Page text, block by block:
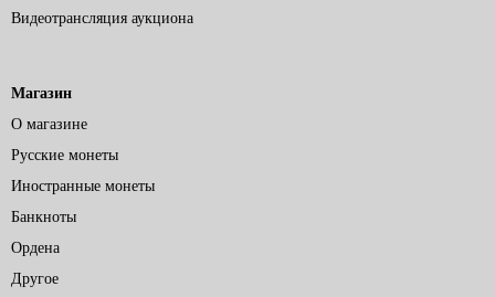
Видеотрансляция аукциона
Магазин
О магазине
Русские монеты
Иностранные монеты
Банкноты
Ордена
Другое